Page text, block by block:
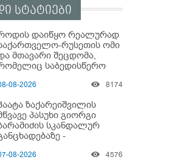
სტატიები
დაიწყო რეალურად
რუსეთის ომი
მთავარი შეცდომა,
საბედისწერო
08-2026 8174
ზაქარეიშვილის
პასუხი გიორგი
სკანდალურ
-
კამანში მოკლული
08-2026 4576